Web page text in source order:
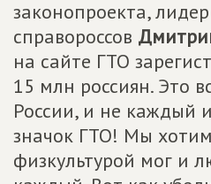
законопроекта,
справороссов
на сайте ГТО
15 млн россиян. Это
России, и не каждый
значок ГТО! Мы
физкультурой мог и